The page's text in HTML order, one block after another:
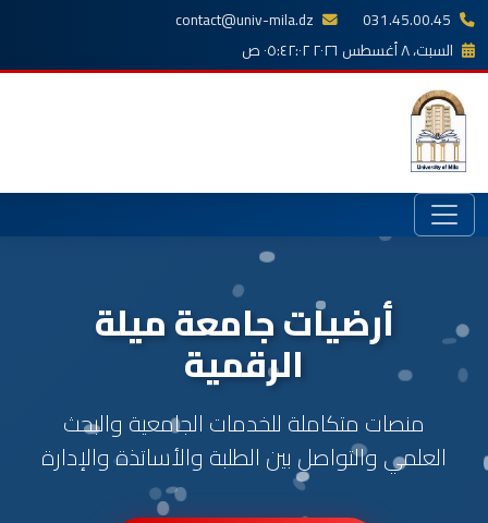
031.45.00.45
contact@univ-mila.dz
السبت، ٨ أغسطس ٢٠٢٦ ٠٥:٤٢:٠٣ ص
أرضيات جامعة ميلة
الرقمية
منصات متكاملة للخدمات الجامعية والبحث
العلمي والتواصل بين الطلبة والأساتذة والإدارة